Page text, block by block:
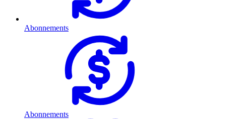
Abonnements
Abonnements